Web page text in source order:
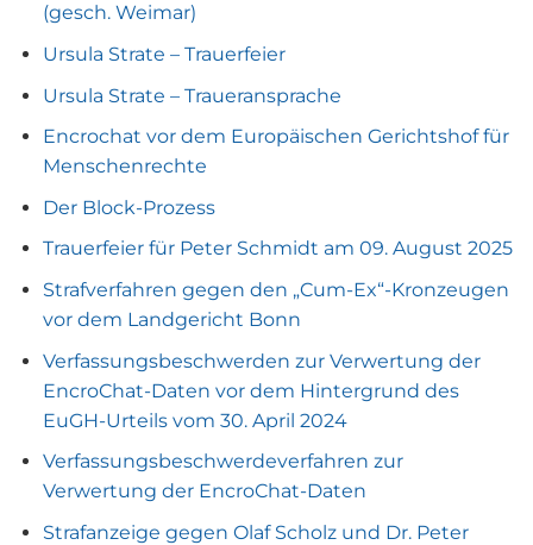
(gesch. Weimar)
Ursula Strate – Trauerfeier
Ursula Strate – Traueransprache
Encrochat vor dem Europäischen Gerichtshof für
Menschenrechte
Der Block-Prozess
Trauerfeier für Peter Schmidt am 09. August 2025
Strafverfahren gegen den „Cum-Ex“-Kronzeugen
vor dem Landgericht Bonn
Verfassungsbeschwerden zur Verwertung der
EncroChat-Daten vor dem Hintergrund des
EuGH-Urteils vom 30. April 2024
Verfassungsbeschwerdeverfahren zur
Verwertung der EncroChat-Daten
Strafanzeige gegen Olaf Scholz und Dr. Peter